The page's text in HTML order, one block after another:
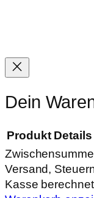
Dein
Produkte
im
Produkt Details
Zwischensumme
Versand,
Kasse